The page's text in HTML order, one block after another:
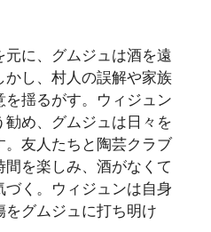
に、グムジュは酒を遠
かし、村人の誤解や家族
揺るがす。ウィジュン
め、グムジュは日々を
友人たちと陶芸クラブ
を楽しみ、酒がなくて
づく。ウィジュンは自身
グムジュに打ち明け